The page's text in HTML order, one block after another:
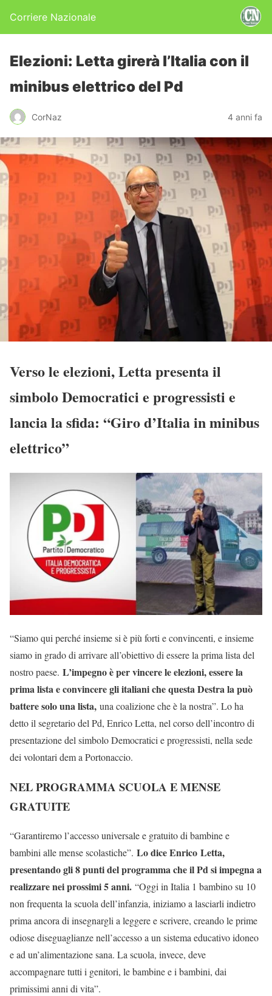
Corriere Nazionale
Elezioni: Letta girerà l’Italia con il
minibus elettrico del Pd
CorNaz 4 anni fa
Verso le elezioni, Letta presenta il
simbolo Democratici e progressisti e
lancia la sfida: “Giro d’Italia in minibus
elettrico”
“Siamo qui perché insieme si è più forti e convincenti, e insieme
siamo in grado di arrivare all’obiettivo di essere la prima lista del
nostro paese. L’impegno è per vincere le elezioni, essere la
prima lista e convincere gli italiani che questa Destra la può
battere solo una lista, una coalizione che è la nostra”. Lo ha
detto il segretario del Pd, Enrico Letta, nel corso dell’incontro di
presentazione del simbolo Democratici e progressisti, nella sede
dei volontari dem a Portonaccio.
NEL PROGRAMMA SCUOLA E MENSE
GRATUITE
“Garantiremo l’accesso universale e gratuito di bambine e
bambini alle mense scolastiche”. Lo dice Enrico Letta,
presentando gli 8 punti del programma che il Pd si impegna a
realizzare nei prossimi 5 anni. “Oggi in Italia 1 bambino su 10
non frequenta la scuola dell’infanzia, iniziamo a lasciarli indietro
prima ancora di insegnargli a leggere e scrivere, creando le prime
odiose diseguaglianze nell’accesso a un sistema educativo idoneo
e ad un’alimentazione sana. La scuola, invece, deve
accompagnare tutti i genitori, le bambine e i bambini, dai
primissimi anni di vita”.